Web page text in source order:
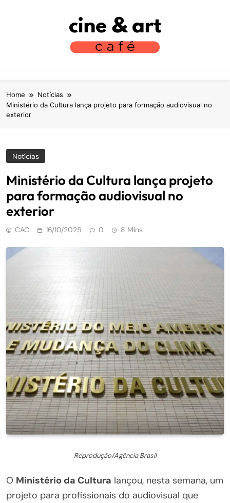
Home
Notícias
Ministério da Cultura lança projeto para formação audiovisual no
exterior
Notícias
Ministério da Cultura lança projeto
para formação audiovisual no
exterior
CAC 16/10/2025 0 8 Mins
Reprodução/Agência Brasil
O Ministério da Cultura lançou, nesta semana, um
projeto para profissionais do audiovisual que